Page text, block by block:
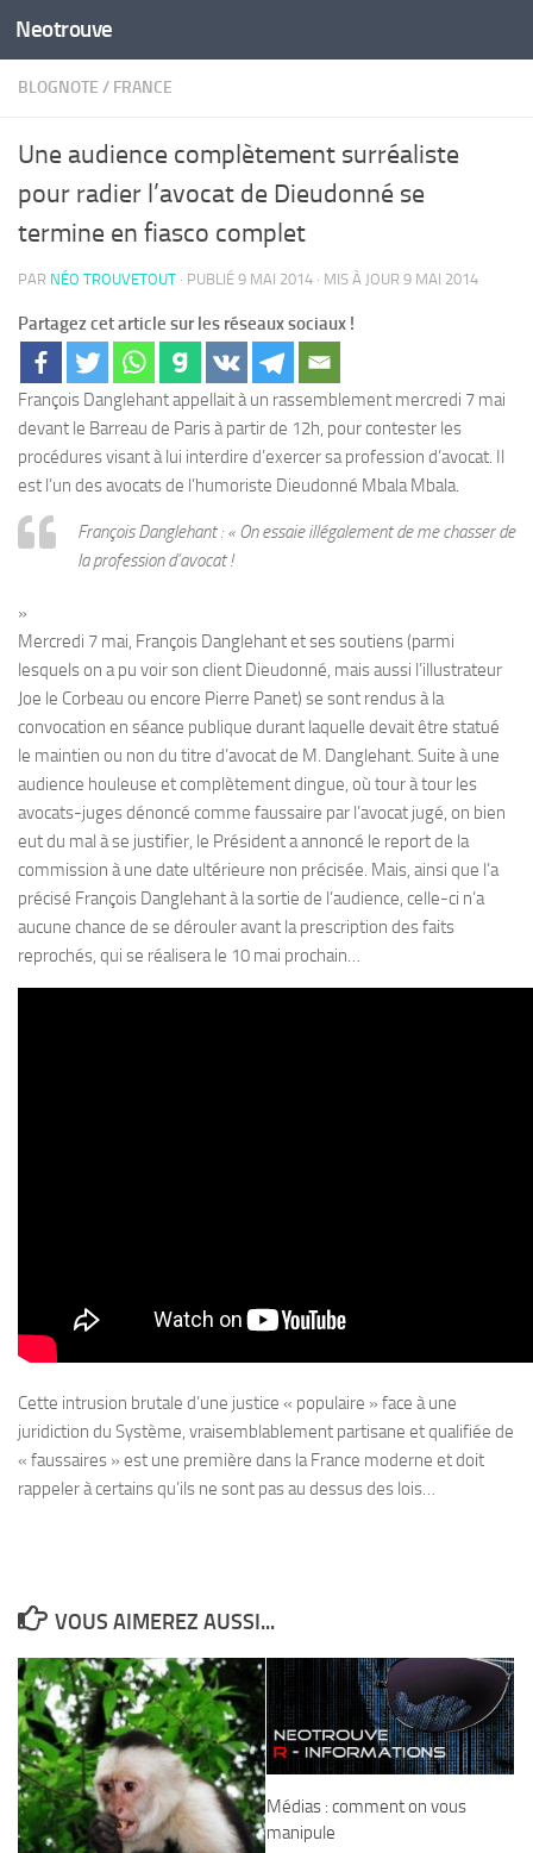
Skip to content
Neotrouve
BLOGNOTE / FRANCE
Une audience complètement surréaliste
pour radier l’avocat de Dieudonné se
termine en fiasco complet
PAR NÉO TROUVETOUT · PUBLIÉ 9 MAI 2014 · MIS À JOUR 9 MAI 2014
Partagez cet article sur les réseaux sociaux !
François Danglehant appellait à un rassemblement mercredi 7 mai
devant le Barreau de Paris à partir de 12h, pour contester les
procédures visant à lui interdire d’exercer sa profession d’avocat. Il
est l’un des avocats de l’humoriste Dieudonné Mbala Mbala.
François Danglehant : « On essaie illégalement de me chasser de
la profession d’avocat !
»
Mercredi 7 mai, François Danglehant et ses soutiens (parmi
lesquels on a pu voir son client Dieudonné, mais aussi l’illustrateur
Joe le Corbeau ou encore Pierre Panet) se sont rendus à la
convocation en séance publique durant laquelle devait être statué
le maintien ou non du titre d’avocat de M. Danglehant. Suite à une
audience houleuse et complètement dingue, où tour à tour les
avocats-juges dénoncé comme faussaire par l’avocat jugé, on bien
eut du mal à se justifier, le Président a annoncé le report de la
commission à une date ultérieure non précisée. Mais, ainsi que l’a
précisé François Danglehant à la sortie de l’audience, celle-ci n’a
aucune chance de se dérouler avant la prescription des faits
reprochés, qui se réalisera le 10 mai prochain…
Cette intrusion brutale d’une justice « populaire » face à une
juridiction du Système, vraisemblablement partisane et qualifiée de
« faussaires » est une première dans la France moderne et doit
rappeler à certains qu’ils ne sont pas au dessus des lois…
VOUS AIMEREZ AUSSI...
Médias : comment on vous
manipule